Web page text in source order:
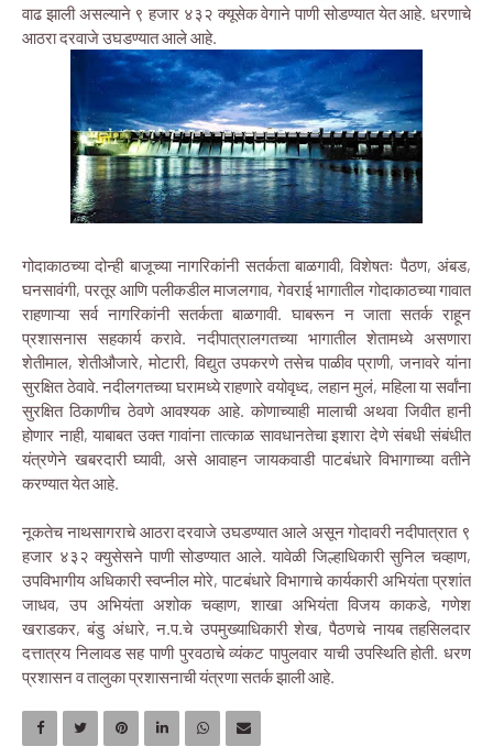
वाढ झाली असल्याने ९ हजार ४३२ क्यूसेक वेगाने पाणी सोडण्यात येत आहे. धरणाचे
आठरा दरवाजे उघडण्यात आले आहे.
गोदाकाठच्या दोन्ही बाजूच्या नागरिकांनी सतर्कता बाळगावी, विशेषतः पैठण, अंबड,
घनसावंगी, परतूर आणि पलीकडील माजलगाव, गेवराई भागातील गोदाकाठच्या गावात
राहणाऱ्या सर्व नागरिकांनी सतर्कता बाळगावी. घाबरून न जाता सतर्क राहून
प्रशासनास सहकार्य करावे. नदीपात्रालगतच्या भागातील शेतामध्ये असणारा
शेतीमाल, शेतीऔजारे, मोटारी, विद्युत उपकरणे तसेच पाळीव प्राणी, जनावरे यांना
सुरक्षित ठेवावे. नदीलगतच्या घरामध्ये राहणारे वयोवृध्द, लहान मुलं, महिला या सर्वांना
सुरक्षित ठिकाणीच ठेवणे आवश्यक आहे. कोणाच्याही मालाची अथवा जिवीत हानी
होणार नाही, याबाबत उक्त गावांना तात्काळ सावधानतेचा इशारा देणे संबधी संबंधीत
यंत्रणेने खबरदारी घ्यावी, असे आवाहन जायकवाडी पाटबंधारे विभागाच्या वतीने
करण्यात येत आहे.
नूकतेच नाथसागराचे आठरा दरवाजे उघडण्यात आले असून गोदावरी नदीपात्रात ९
हजार ४३२ क्युसेसने पाणी सोडण्यात आले. यावेळी जिल्हाधिकारी सुनिल चव्हाण,
उपविभागीय अधिकारी स्वप्नील मोरे, पाटबंधारे विभागाचे कार्यकारी अभियंता प्रशांत
जाधव, उप अभियंता अशोक चव्हाण, शाखा अभियंता विजय काकडे, गणेश
खराडकर, बंडु अंधारे, न.प.चे उपमुख्याधिकारी शेख, पैठणचे नायब तहसिलदार
दत्तात्रय निलावड सह पाणी पुरवठाचे व्यंकट पापुलवार याची उपस्थिति होती. धरण
प्रशासन व तालुका प्रशासनाची यंत्रणा सतर्क झाली आहे.